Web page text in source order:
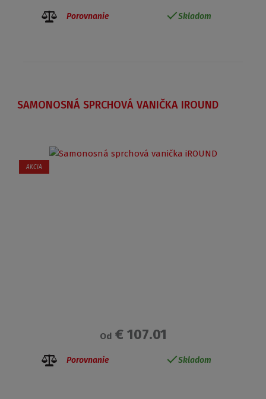
Porovnanie Skladom
SAMONOSNÁ SPRCHOVÁ VANIČKA IROUND
AKCIA
Od€ 107.01
Porovnanie Skladom